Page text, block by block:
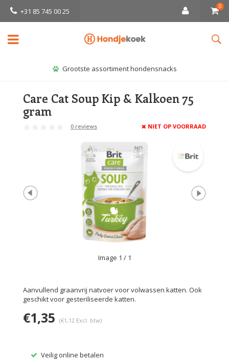
+31 85 745 00 25
0
Grootste assortiment hondensnacks
Care Cat Soup Kip & Kalkoen 75
gram
0 reviews NIET OP VOORRAAD
Image 1 / 1
Aanvullend graanvrij natvoer voor volwassen katten. Ook
geschikt voor gesteriliseerde katten.
€1,35 (€1,12 Excl. btw)
Veilig online betalen